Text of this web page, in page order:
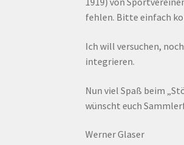
fehlen. Bitte einfach
Ich will versuchen,
integrieren.
Nun viel Spaß beim
wünscht euch
Werner Glaser